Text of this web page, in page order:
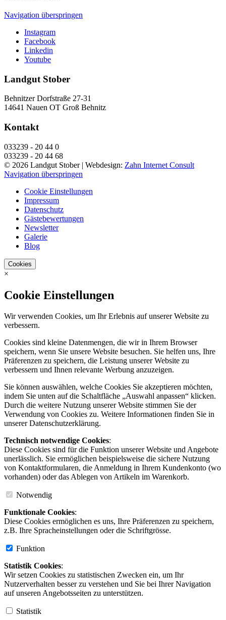
Navigation überspringen
Instagram
Facebook
Linkedin
Youtube
Landgut Stober
Behnitzer Dorfstraße 27-31
14641 Nauen OT Groß Behnitz
Kontakt
033239 - 20 44 0
033239 - 20 44 68
© 2026 Landgut Stober | Webdesign: Zahn Internet Consult
Navigation überspringen
Cookie Einstellungen
Impressum
Datenschutz
Gästebewertungen
Newsletter
Galerie
Blog
Cookies
×
Cookie Einstellungen
Wir verwenden Cookies, um Ihr Erlebnis auf unserer Website zu
verbessern.
Cookies sind kleine Datenmengen, die wir in Ihrem Browser
speichern, wenn Sie unsere Website besuchen. Sie helfen uns, Ihre
Präferenzen zu speichern, die Leistung unserer Website zu
verbessern und Ihnen relevante Werbung anzuzeigen.
Sie können auswählen, welche Cookies Sie akzeptieren möchten,
indem Sie unten auf die Schaltfläche „Auswahl anpassen“ klicken.
Durch die weitere Nutzung unserer Website stimmen Sie der
Verwendung von Cookies zu. Weitere Informationen finden Sie in
unserer Datenschutzerklärung.
Technisch notwendige Cookies:
Diese Cookies sind für die Funktion unserer Website und Angebote
unerlässlich. Sie ermöglichen beispielsweise die sichere Nutzung
von Kontaktformularen, die Anmeldung in Ihrem Kundenkonto (wo
vorhanden) oder das Ablegen von Artikeln im Warenkorb.
Notwendig
Funktionale Cookies:
Diese Cookies ermöglichen es uns, Ihre Präferenzen zu speichern,
z.B. Ihre Spracheinstellungen oder die Schriftgrösse.
Funktion
Statistik Cookies:
Wir setzen Cookies zu statistischen Zwecken ein, um Ihr
Nutzerverhalten besser zu verstehen und Sie bei Ihrer Navigation
auf unseren Angebotsseiten zu unterstützen.
Statistik